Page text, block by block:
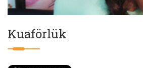
Kuaförlük